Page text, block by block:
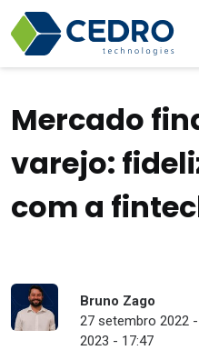
Mercado
varejo:
com a
Bruno Zago
27 setembro 2022
2023 - 17:47